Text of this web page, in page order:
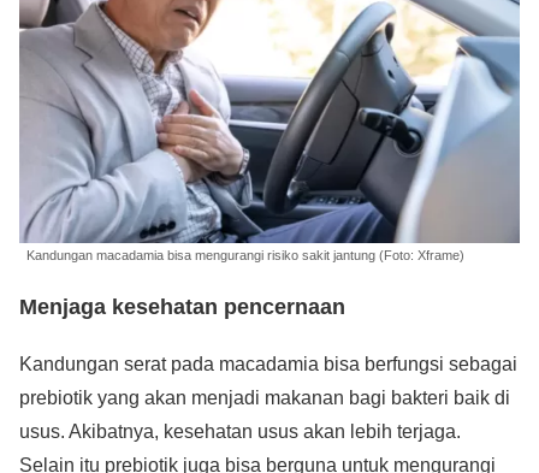
Kandungan macadamia bisa mengurangi risiko sakit jantung (Foto: Xframe)
Menjaga kesehatan pencernaan
Kandungan serat pada macadamia bisa berfungsi sebagai
prebiotik yang akan menjadi makanan bagi bakteri baik di
usus. Akibatnya, kesehatan usus akan lebih terjaga.
Selain itu prebiotik juga bisa berguna untuk mengurangi